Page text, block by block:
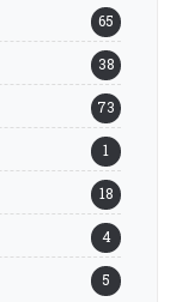
65
38
73
1
18
4
5